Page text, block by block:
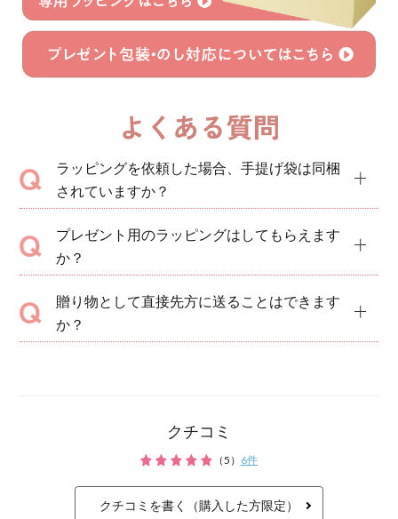
クチコミ
（5 ） 6件
クチコミを書く（購入した方限定）